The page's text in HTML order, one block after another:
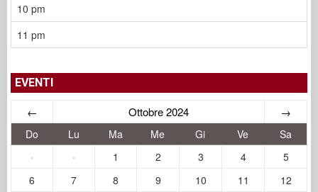
10 pm
11 pm
EVENTI
← Ottobre 2024 →
Do Lu Ma Me Gi Ve
Sa
·
· 1 2 3 4
5
6
7 8 9 10 11 12